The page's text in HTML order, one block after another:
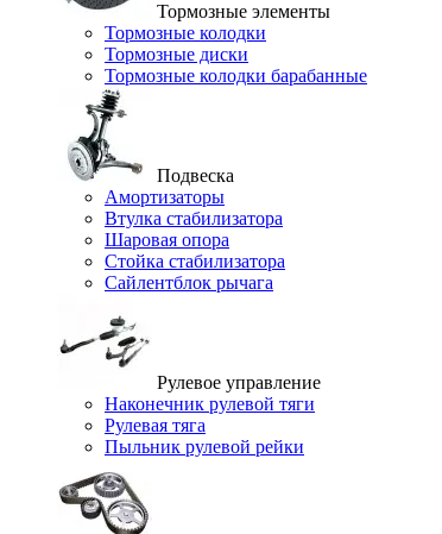
Тормозные элементы
Тормозные колодки
Тормозные диски
Тормозные колодки барабанные
Подвеска
Амортизаторы
Втулка стабилизатора
Шаровая опора
Стойка стабилизатора
Сайлентблок рычага
Рулевое управление
Наконечник рулевой тяги
Рулевая тяга
Пыльник рулевой рейки